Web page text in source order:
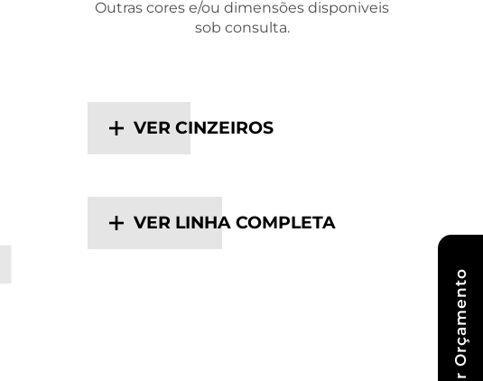
Outras cores e/ou dimensões disponiveis
sob consulta.
VER CINZEIROS
VER LINHA COMPLETA
Pedir Orçamento